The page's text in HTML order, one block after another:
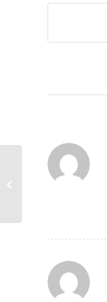
:
:
Spectacle de fin